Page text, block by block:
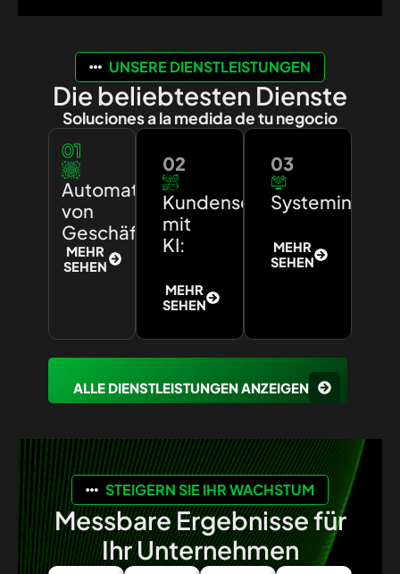
UNSERE DIENSTLEISTUNGEN
Die beliebtesten Dienste
Soluciones a la medida de tu negocio
01
Automatisierung
von
Geschäftsprozessen:
MEHR
SEHEN
02
Kundenservice
mit
KI:
MEHR
SEHEN
03
MEHR
SEHEN
ALLE DIENSTLEISTUNGEN ANZEIGEN
STEIGERN SIE IHR WACHSTUM
Messbare Ergebnisse für
Ihr Unternehmen